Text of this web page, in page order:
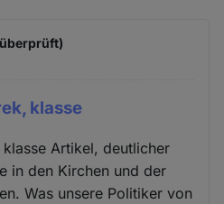
klasse
Artikel, deutlicher
in den Kirchen und der
Was unsere Politiker von